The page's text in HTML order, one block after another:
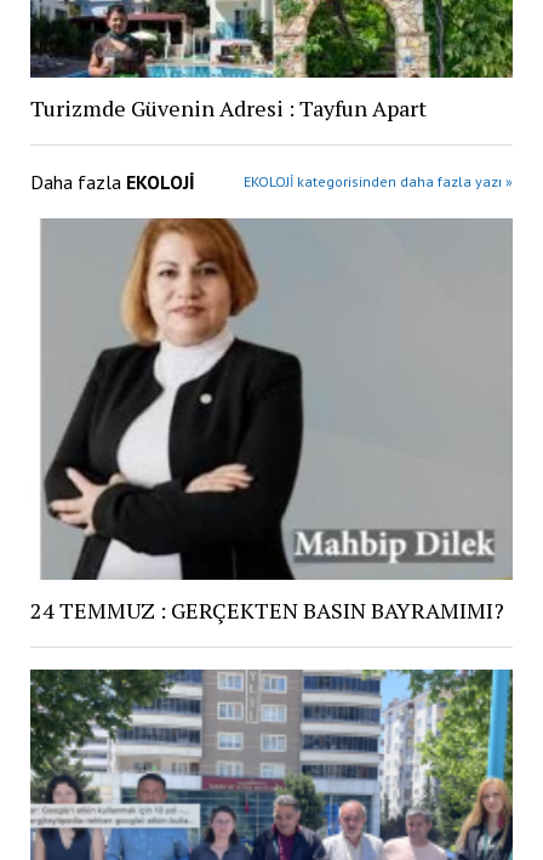
Turizmde Güvenin Adresi : Tayfun Apart
Daha fazla EKOLOJİ EKOLOJİ kategorisinden daha fazla yazı »
24 TEMMUZ : GERÇEKTEN BASIN BAYRAMIMI?